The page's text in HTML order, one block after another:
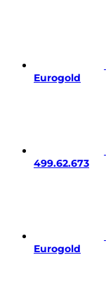
Eurogold
499.62.673
Eurogold